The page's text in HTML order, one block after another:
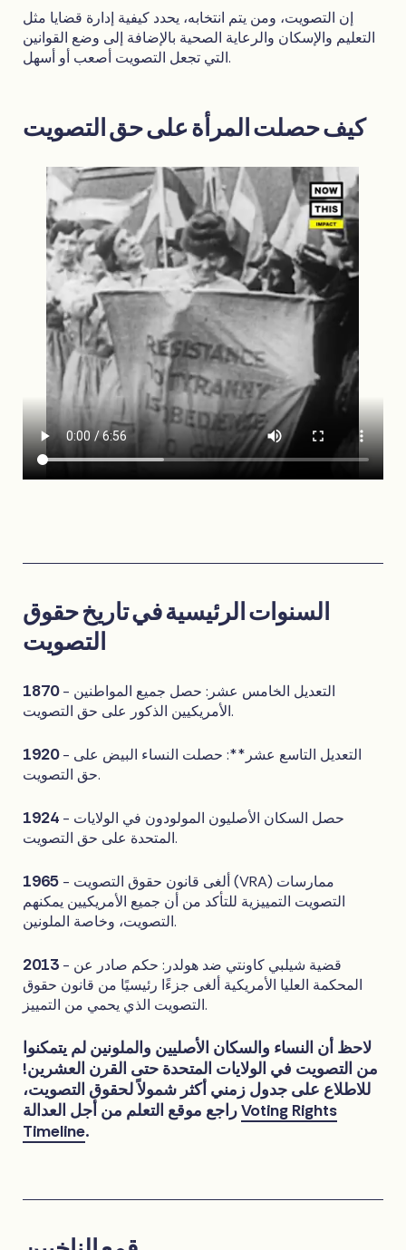
إن التصويت، ومن يتم انتخابه، يحدد كيفية إدارة قضايا مثل
التعليم والإسكان والرعاية الصحية بالإضافة إلى وضع القوانين
التي تجعل التصويت أصعب أو أسهل.
كيف حصلت المرأة على حق التصويت
السنوات الرئيسية في تاريخ حقوق
التصويت
1870- التعديل الخامس عشر: حصل جميع المواطنين
الأمريكيين الذكور على حق التصويت.
1920- التعديل التاسع عشر**: حصلت النساء البيض على
حق التصويت.
1924 - حصل السكان الأصليون المولودون في الولايات
المتحدة على حق التصويت.
1965 - ألغى قانون حقوق التصويت (VRA) ممارسات
التصويت التمييزية للتأكد من أن جميع الأمريكيين يمكنهم
التصويت، وخاصة الملونين.
2013 - قضية شيلبي كاونتي ضد هولدر: حكم صادر عن
المحكمة العليا الأمريكية ألغى جزءًا رئيسيًا من قانون حقوق
التصويت الذي يحمي من التمييز.
لاحظ أن النساء والسكان الأصليين والملونين لم يتمكنوا
من التصويت في الولايات المتحدة حتى القرن العشرين!
للاطلاع على جدول زمني أكثر شمولاً لحقوق التصويت،
راجع موقع التعلم من أجل العدالةVoting Rights
Timeline.